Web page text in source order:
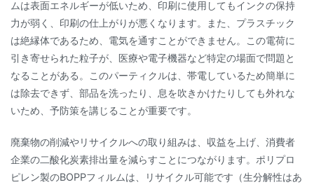
ムは表面エネルギーが低いため、印刷に使用してもインクの保持
力が弱く、印刷の仕上がりが悪くなります。また、プラスチック
は絶縁体であるため、電気を通すことができません。この電荷に
引き寄せられた粒子が、医療や電子機器など特定の場面で問題と
なることがある。このパーティクルは、帯電しているため簡単に
は除去できず、部品を洗ったり、息を吹きかけたりしても外れな
いため、予防策を講じることが重要です。
廃棄物の削減やリサイクルへの取り組みは、収益を上げ、消費者
企業の二酸化炭素排出量を減らすことにつながります。ポリプロ
ピレン製のBOPPフィルムは、リサイクル可能です（生分解性はあ